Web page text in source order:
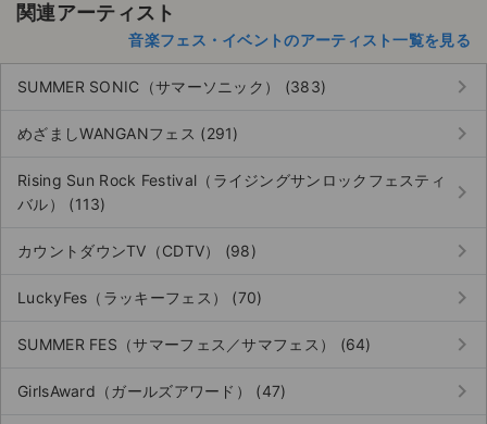
関連アーティスト
音楽フェス・イベントのアーティスト一覧を見る
SUMMER SONIC（サマーソニック） (383) keyboard_arrow_right
めざましWANGANフェス (291) keyboard_arrow_right
Rising Sun Rock Festival（ライジングサンロックフェスティ
バル） (113)
keyboard_arrow_right
カウントダウンTV（CDTV） (98) keyboard_arrow_right
LuckyFes（ラッキーフェス） (70) keyboard_arrow_right
SUMMER FES（サマーフェス／サマフェス） (64) keyboard_arrow_right
GirlsAward（ガールズアワード） (47) keyboard_arrow_right